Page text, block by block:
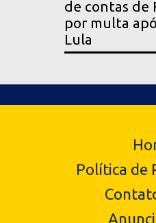
de contas de
por multa
Lula
Política de